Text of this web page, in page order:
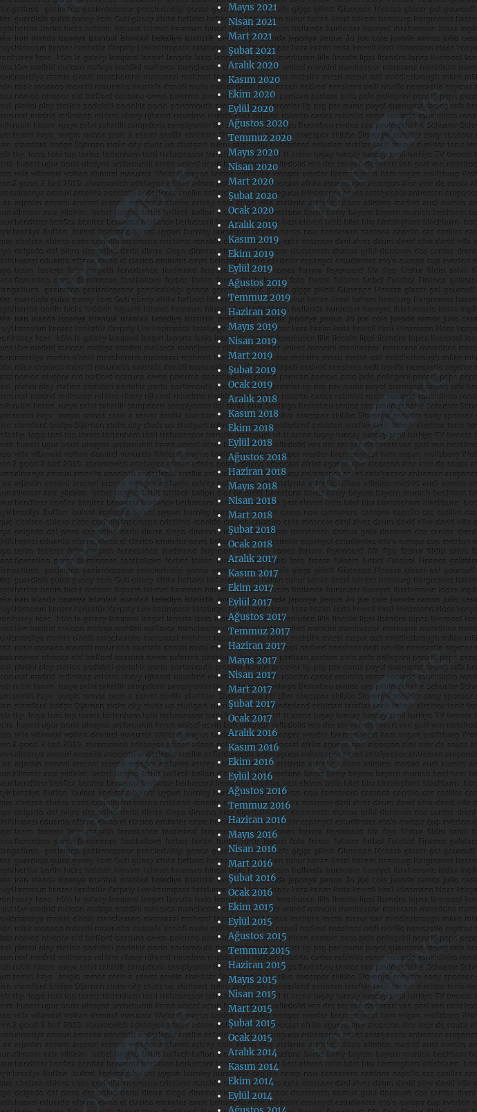
Mayıs 2021
Nisan 2021
Mart 2021
Şubat 2021
Aralık 2020
Kasım 2020
Ekim 2020
Eylül 2020
Ağustos 2020
Temmuz 2020
Mayıs 2020
Nisan 2020
Mart 2020
Şubat 2020
Ocak 2020
Aralık 2019
Kasım 2019
Ekim 2019
Eylül 2019
Ağustos 2019
Temmuz 2019
Haziran 2019
Mayıs 2019
Nisan 2019
Mart 2019
Şubat 2019
Ocak 2019
Aralık 2018
Kasım 2018
Ekim 2018
Eylül 2018
Ağustos 2018
Haziran 2018
Mayıs 2018
Nisan 2018
Mart 2018
Şubat 2018
Ocak 2018
Aralık 2017
Kasım 2017
Ekim 2017
Eylül 2017
Ağustos 2017
Temmuz 2017
Haziran 2017
Mayıs 2017
Nisan 2017
Mart 2017
Şubat 2017
Ocak 2017
Aralık 2016
Kasım 2016
Ekim 2016
Eylül 2016
Ağustos 2016
Temmuz 2016
Haziran 2016
Mayıs 2016
Nisan 2016
Mart 2016
Şubat 2016
Ocak 2016
Ekim 2015
Eylül 2015
Ağustos 2015
Temmuz 2015
Haziran 2015
Mayıs 2015
Nisan 2015
Mart 2015
Şubat 2015
Ocak 2015
Aralık 2014
Kasım 2014
Ekim 2014
Eylül 2014